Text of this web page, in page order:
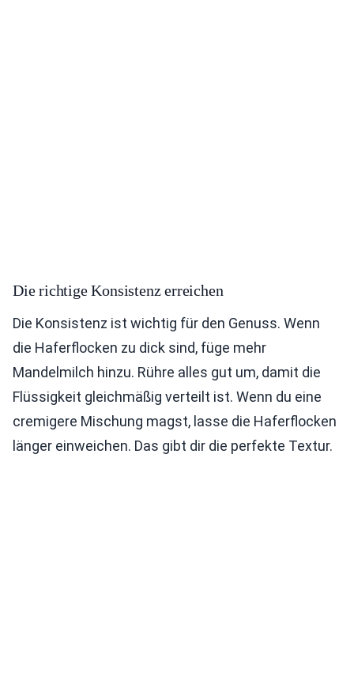
Die richtige Konsistenz erreichen
Die Konsistenz ist wichtig für den Genuss. Wenn
die Haferflocken zu dick sind, füge mehr
Mandelmilch hinzu. Rühre alles gut um, damit die
Flüssigkeit gleichmäßig verteilt ist. Wenn du eine
cremigere Mischung magst, lasse die Haferflocken
länger einweichen. Das gibt dir die perfekte Textur.